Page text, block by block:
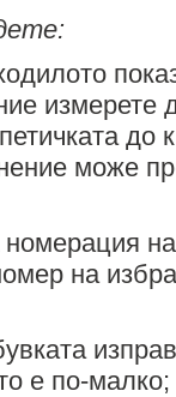
измерете
до
може
на
е по-малко;